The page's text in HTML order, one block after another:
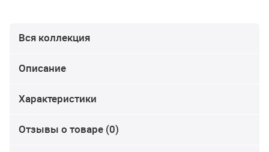
Вся коллекция
Описание
Характеристики
Отзывы о товаре (0)